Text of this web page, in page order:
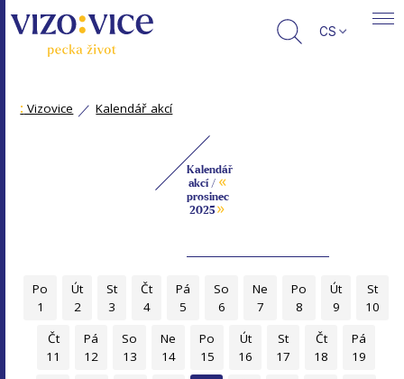
CS
: Vizovice Kalendář akcí
Kalendář
akcí / «
prosinec
2025»
Po
1
Út
2
St
3
Čt
4
Pá
5
So
6
Ne
7
Po
8
Út
9
St
10
Čt
11
Pá
12
So
13
Ne
14
Po
15
Út
16
St
17
Čt
18
Pá
19